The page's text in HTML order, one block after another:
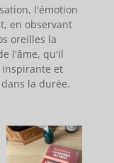
l'émotion
en observant
oreilles la
l'âme, qu'il
et
la durée.